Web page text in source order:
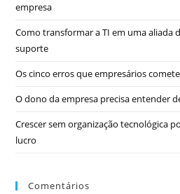
empresa
Como transformar a TI em uma aliada
suporte
Os cinco erros que empresários
O dono da empresa precisa entender
Crescer sem organização tecnológica
lucro
Comentários